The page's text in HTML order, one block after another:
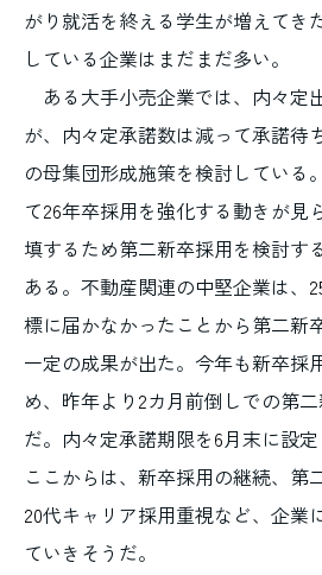
がり就活を終える学生が増えてき
している企業はまだまだ多い。
ある大手小売企業では、内々定
が、内々定承諾数は減って承諾待
の母集団形成施策を検討している
て26年卒採用を強化する動きが見
填するため第二新卒採用を検討す
ある。不動産関連の中堅企業は、
標に届かなかったことから第二新
一定の成果が出た。今年も新卒採
め、昨年より 2カ月前倒しでの第
だ。内々定承諾期限を6月末に設
ここからは、新卒採用の継続、第
20代キャリア採用重視など、企業
ていきそうだ。